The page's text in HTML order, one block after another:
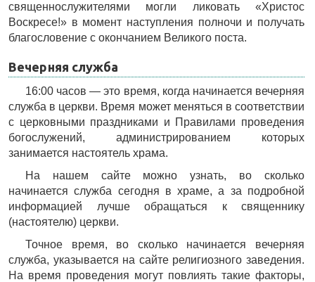
священнослужителями могли ликовать «Христос
Воскресе!» в момент наступления полночи и получать
благословение с окончанием Великого поста.
Вечерняя служба
16:00 часов — это время, когда начинается вечерняя
служба в церкви. Время может меняться в соответствии
с церковными праздниками и Правилами проведения
богослужений, администрированием которых
занимается настоятель храма.
На нашем сайте можно узнать, во сколько
начинается служба сегодня в храме, а за подробной
информацией лучше обращаться к священнику
(настоятелю) церкви.
Точное время, во сколько начинается вечерняя
служба, указывается на сайте религиозного заведения.
На время проведения могут повлиять такие факторы,